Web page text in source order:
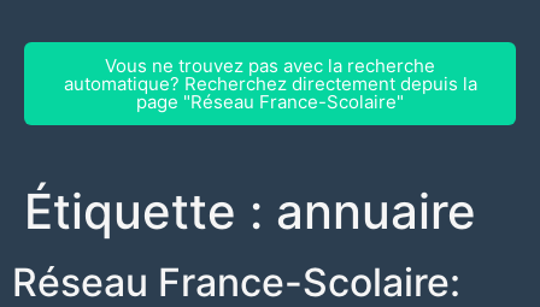
Vous ne trouvez pas avec la recherche
automatique? Recherchez directement depuis la
page "Réseau France-Scolaire"
Étiquette : annuaire
Réseau France-Scolaire: